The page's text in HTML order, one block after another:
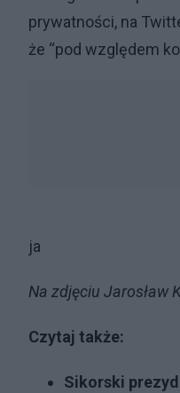
prywatności, na
że “pod względem
ja
Na zdjęciu Jarosław
Czytaj także:
Sikorski